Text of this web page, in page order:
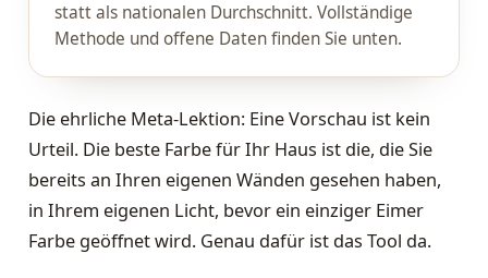
statt als nationalen Durchschnitt. Vollständige
Methode und offene Daten finden Sie unten.
Die ehrliche Meta-Lektion: Eine Vorschau ist kein
Urteil. Die beste Farbe für Ihr Haus ist die, die Sie
bereits an Ihren eigenen Wänden gesehen haben,
in Ihrem eigenen Licht, bevor ein einziger Eimer
Farbe geöffnet wird. Genau dafür ist das Tool da.